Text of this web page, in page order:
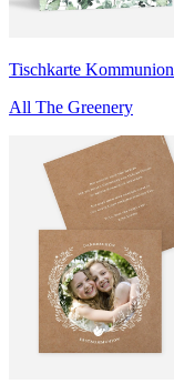
Tischkarte Kommunion
All The Greenery